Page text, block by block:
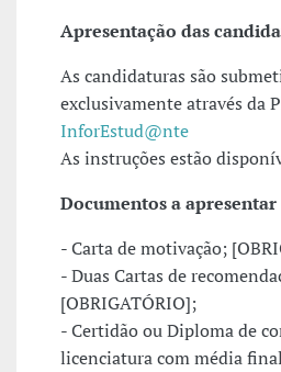
Apresentação das
As candidaturas são
exclusivamente através da
InforEstud@nte
As instruções estão
Documentos a apresentar
- Carta de motivação;
- Duas Cartas de
[OBRIGATÓRIO];
- Certidão ou Diploma de
licenciatura com média